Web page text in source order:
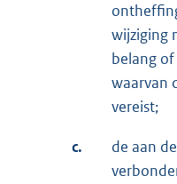
wijziging
belang
waarvan
vereist;
c.
de aan